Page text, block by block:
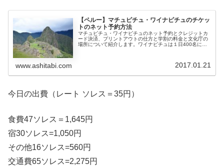
【ペルー】マチュピチュ・ワイナピチュのチケッ
トのネット予約方法
マチュピチュ・ワイナピチュのネット予約とクレジットカ
ード決済、プリントアウトの仕方と学割の料金と文化庁の
場所について紹介します。ワイナピチュは１日400名に入
www.ashitabi.com 2017.01.21
今日の出費（レート ソレス＝35円）
食費47ソレス＝1,645円
宿30ソレス=1,050円
その他16ソレス=560円
交通費65ソレス=2,275円